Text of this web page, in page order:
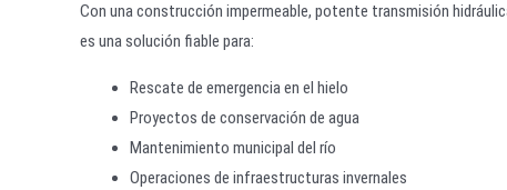
Con una construcción impermeable, potente transmisión
es una solución fiable para:
Rescate de emergencia en el hielo
Proyectos de conservación de agua
Mantenimiento municipal del río
Operaciones de infraestructuras invernales